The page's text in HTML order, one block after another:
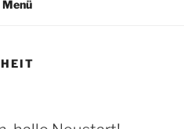
Menü